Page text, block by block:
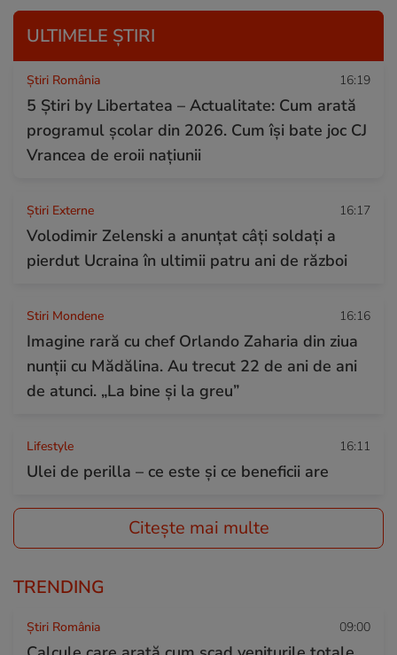
ULTIMELE ȘTIRI
Știri România 16:19
5 Știri by Libertatea – Actualitate: Cum arată
programul şcolar din 2026. Cum își bate joc CJ
Vrancea de eroii naţiunii
Știri Externe 16:17
Volodimir Zelenski a anunțat câți soldați a
pierdut Ucraina în ultimii patru ani de război
Stiri Mondene 16:16
Imagine rară cu chef Orlando Zaharia din ziua
nunții cu Mădălina. Au trecut 22 de ani de ani
de atunci. „La bine și la greu”
Lifestyle 16:11
Ulei de perilla – ce este și ce beneficii are
Citește mai multe
TRENDING
Știri România 09:00